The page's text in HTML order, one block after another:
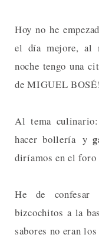
Hoy no he
el día mejore, al
noche tengo una
de MIGUEL
Al tema
hacer bollería y
diríamos en el
He de confesar
bizcochitos a la
sabores no eran